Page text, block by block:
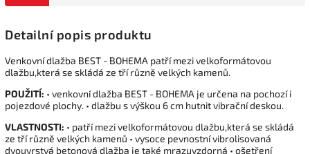
Detailní popis produktu
Venkovní dlažba BEST - BOHEMA patří mezi velkoformátovou
dlažbu,která se skládá ze tří různě velkých kamenů.
POUŽITÍ: • venkovní dlažba BEST - BOHEMA je určena na pochozí i
pojezdové plochy. • dlažbu s výškou 6 cm hutnit vibrační deskou.
VLASTNOSTI: • patří mezi velkoformátovou dlažbu,která se skládá
ze tří různě velkých kamenů • vysoce pevnostní vibrolisovaná
dvouvrstvá betonová dlažba je také mrazuvzdorná • ošetření